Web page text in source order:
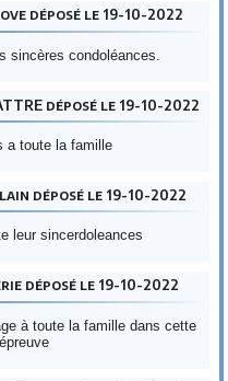
déposé le 19-10-2022
sincères condoléances.
déposé le 19-10-2022
a toute la famille
déposé le 19-10-2022
leur sincerdoleances
déposé le 19-10-2022
à toute la famille dans cette